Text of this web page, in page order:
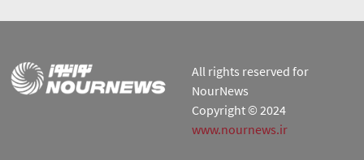
All rights reserved for
NourNews
Copyright © 2024
www.nournews.ir